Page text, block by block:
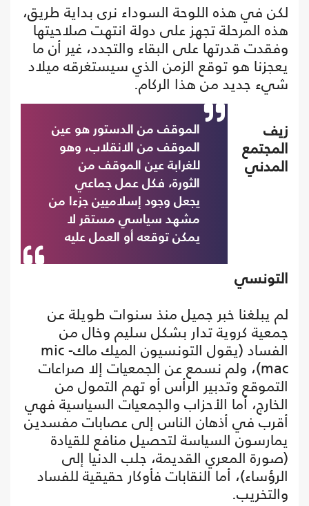
لكن في هذه اللوحة السوداء نرى بداية طريق،
هذه المرحلة تجهز على دولة انتهت صلاحيتها
وفقدت قدرتها على البقاء والتجدد، غير أن ما
يعجزنا هو توقع الزمن الذي سيستغرقه ميلاد
شيء جديد من هذا الركام.
الموقف من الدستور هو عين
الموقف من الانقلاب، وهو
للغرابة عين الموقف من
الثورة، فكل عمل جماعي
يجعل وجود إسلاميين جزءا من
مشهد سياسي مستقر لا
يمكن توقعه أو العمل عليه
زيف
المجتمع
المدني
التونسي
لم يبلغنا خبر جميل منذ سنوات طويلة عن
جمعية كروية تدار بشكل سليم وخال من
الفساد (يقول التونسيون الميك ماك- mic
mac)، ولم نسمع عن الجمعيات إلا صراعات
التموقع وتدبير الرأس أو تهم التمول من
الخارج، أما الأحزاب والجمعيات السياسية فهي
أقرب في أذهان الناس إلى عصابات مفسدين
يمارسون السياسة لتحصيل منافع للقيادة
(صورة المعري القديمة، جلب الدنيا إلى
الرؤساء)، أما النقابات فأوكار حقيقية للفساد
والتخريب.